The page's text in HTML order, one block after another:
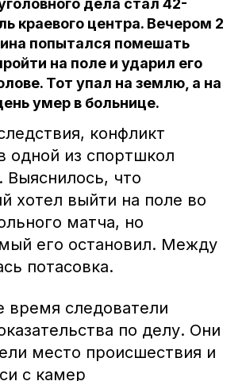
дела стал 42-
краевого центра. Вечером 2
попытался помешать
на поле и ударил его
Тот упал на землю, а на
умер в больнице.
конфликт
одной из спортшкол
Выяснилось, что
хотел выйти на поле во
матча, но
его остановил. Между
потасовка.
время следователи
по делу. Они
место происшествия и
с камер